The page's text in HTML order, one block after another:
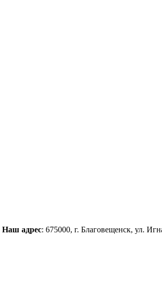
Наш адрес: 675000, г. Благовещенск, ул.